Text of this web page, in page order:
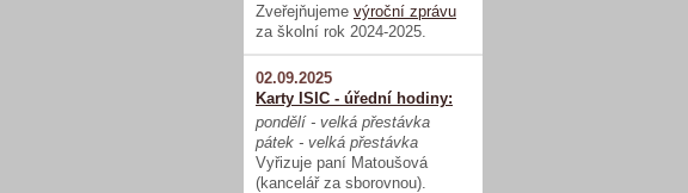
Zveřejňujeme výroční zprávu
za školní rok 2024-2025.
02.09.2025
Karty ISIC - úřední hodiny:
pondělí - velká přestávka
pátek - velká přestávka
Vyřizuje paní Matoušová
(kancelář za sborovnou).